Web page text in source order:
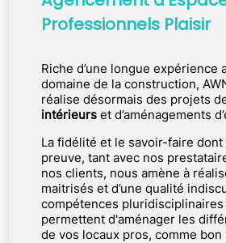
Professionnels Plaisir
Riche d’une longue expérience
domaine de la construction,
réalise désormais des projets
intérieurs et d’aménagements
La fidélité et le savoir-faire dont
preuve, tant avec nos
nos clients, nous amène à
maitrisés et d’une qualité
compétences pluridisciplinaires
permettent d'aménager les
de vos locaux pros, comme bon